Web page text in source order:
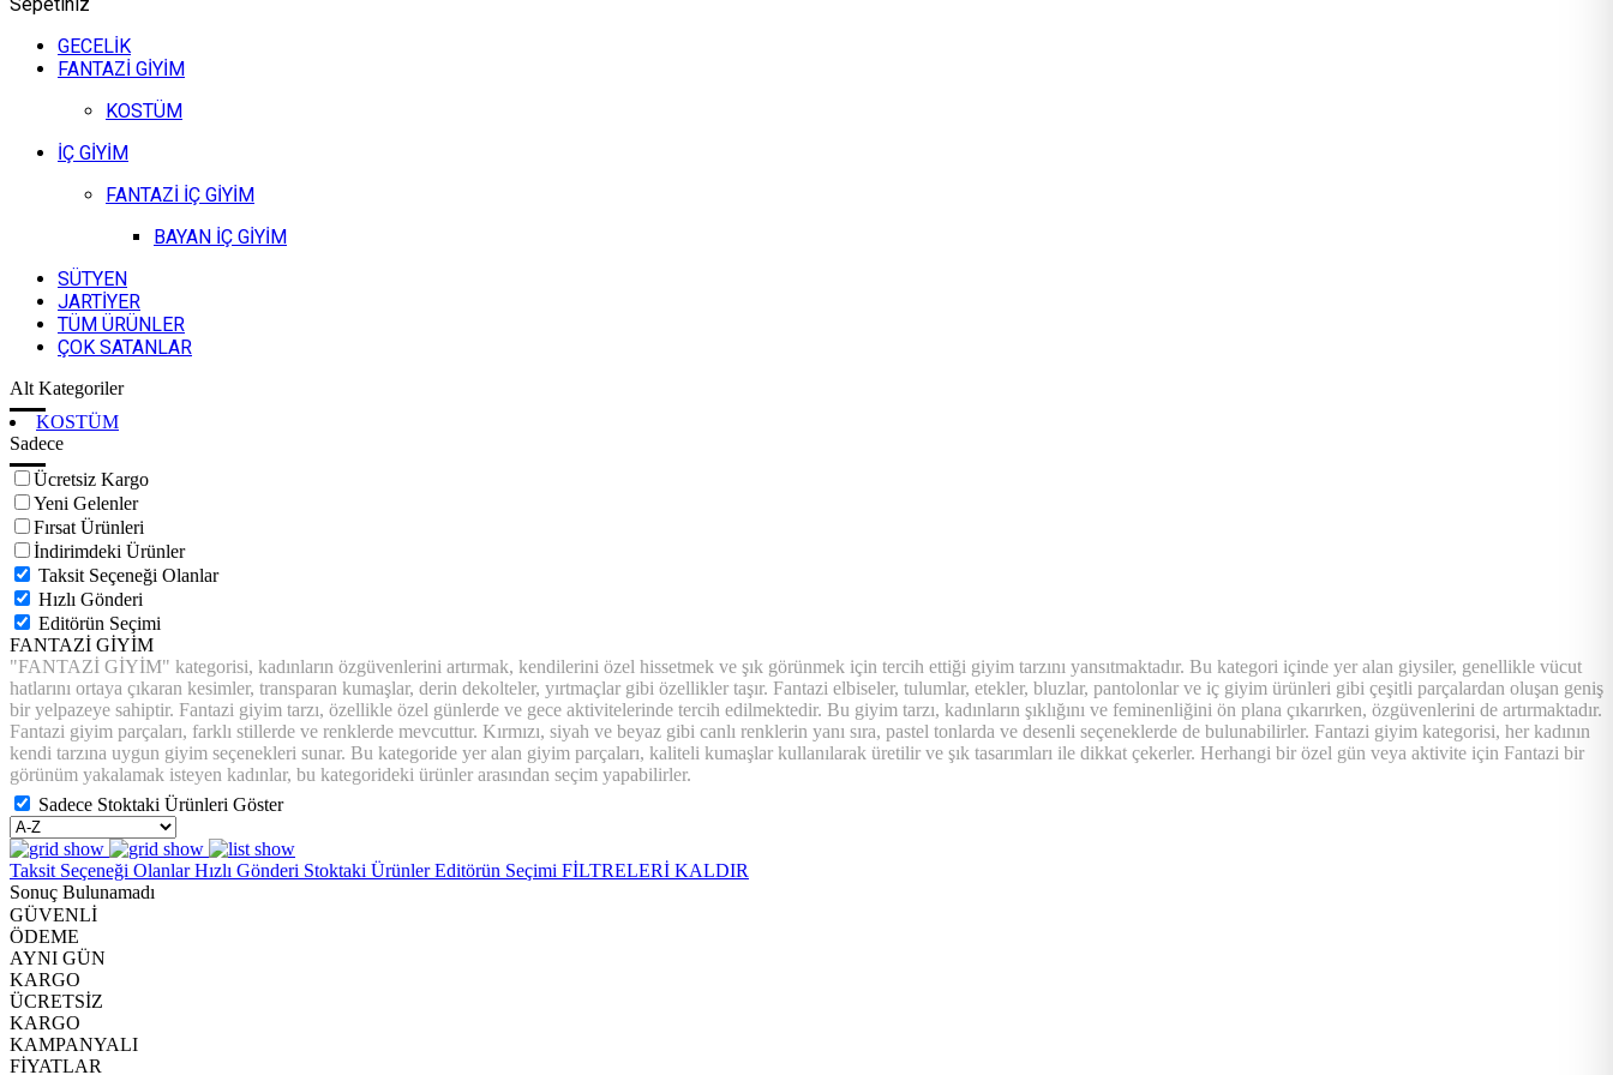
GECELİK
FANTAZİ GİYİM
KOSTÜM
İÇ GİYİM
FANTAZİ İÇ GİYİM
BAYAN İÇ GİYİM
SÜTYEN
JARTİYER
TÜM ÜRÜNLER
ÇOK SATANLAR
Alt Kategoriler
KOSTÜM
Sadece
Ücretsiz Kargo
Yeni Gelenler
Fırsat Ürünleri
İndirimdeki Ürünler
Taksit Seçeneği Olanlar
Hızlı Gönderi
Editörün Seçimi
FANTAZİ GİYİM
"FANTAZİ GİYİM" kategorisi, kadınların özgüvenlerini artırmak, kendilerini özel hissetmek ve şık görünmek için tercih ettiği giyim tarzını yansıtmaktadır. Bu kategori içinde yer alan giysiler, genellikle vücut
hatlarını ortaya çıkaran kesimler, transparan kumaşlar, derin dekolteler, yırtmaçlar gibi özellikler taşır. Fantazi elbiseler, tulumlar, etekler, bluzlar, pantolonlar ve iç giyim ürünleri gibi çeşitli parçalardan oluşan geniş
bir yelpazeye sahiptir. Fantazi giyim tarzı, özellikle özel günlerde ve gece aktivitelerinde tercih edilmektedir. Bu giyim tarzı, kadınların şıklığını ve feminenliğini ön plana çıkarırken, özgüvenlerini de artırmaktadır.
Fantazi giyim parçaları, farklı stillerde ve renklerde mevcuttur. Kırmızı, siyah ve beyaz gibi canlı renklerin yanı sıra, pastel tonlarda ve desenli seçeneklerde de bulunabilirler. Fantazi giyim kategorisi, her kadının
kendi tarzına uygun giyim seçenekleri sunar. Bu kategoride yer alan giyim parçaları, kaliteli kumaşlar kullanılarak üretilir ve şık tasarımları ile dikkat çekerler. Herhangi bir özel gün veya aktivite için Fantazi bir
görünüm yakalamak isteyen kadınlar, bu kategorideki ürünler arasından seçim yapabilirler.
Sadece Stoktaki Ürünleri Göster
Taksit Seçeneği OlanlarHızlı Gönderi Stoktaki ÜrünlerEditörün Seçimi FİLTRELERİ KALDIR
Sonuç Bulunamadı
GÜVENLİ
ÖDEME
AYNI GÜN
KARGO
ÜCRETSİZ
KARGO
KAMPANYALI
FİYATLAR